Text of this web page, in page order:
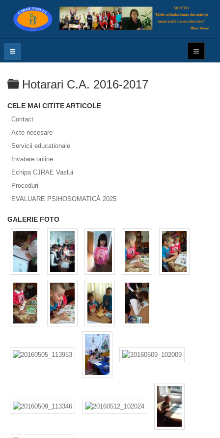
Folder
Hotarari C.A. 2016-2017
CELE MAI CITITE ARTICOLE
Contact
Acte necesare
Servicii educationale
Invatare online
Echipa CJRAE Vaslui
Proceduri
EVALUARE PSIHOSOMATICĂ 2025
GALERIE FOTO